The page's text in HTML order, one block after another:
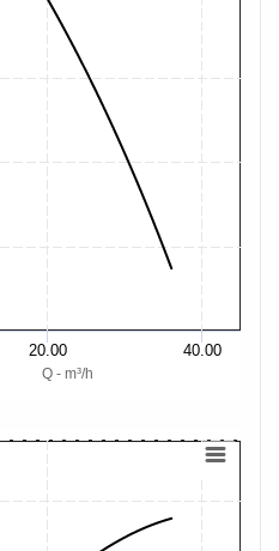
Q - m³/h
20.00 40.00